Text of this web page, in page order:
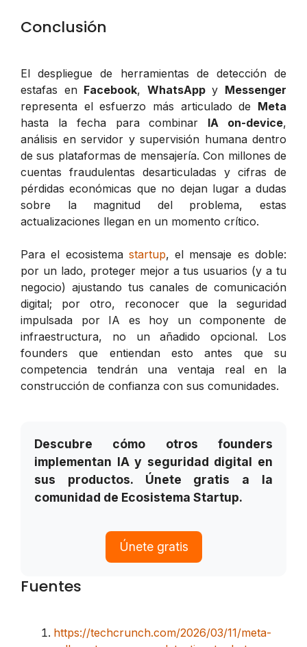
Conclusión
El despliegue de herramientas de detección de
estafas en Facebook, WhatsAppy Messenger
representa el esfuerzo más articulado de Meta
hasta la fecha para combinar IA on-device,
análisis en servidor y supervisión humana dentro
de sus plataformas de mensajería. Con millones de
cuentas fraudulentas desarticuladas y cifras de
pérdidas económicas que no dejan lugar a dudas
sobre la magnitud del problema, estas
actualizaciones llegan en un momento crítico.
Para el ecosistema startup, el mensaje es doble:
por un lado, proteger mejor a tus usuarios (y a tu
negocio) ajustando tus canales de comunicación
digital; por otro, reconocer que la seguridad
impulsada por IA es hoy un componente de
infraestructura, no un añadido opcional. Los
founders que entiendan esto antes que su
competencia tendrán una ventaja real en la
construcción de confianza con sus comunidades.
Descubre cómo otros founders
implementan IA y seguridad digital en
sus productos. Únete gratis a la
comunidad de Ecosistema Startup.
Únete gratis
Fuentes
https://techcrunch.com/2026/03/11/meta-